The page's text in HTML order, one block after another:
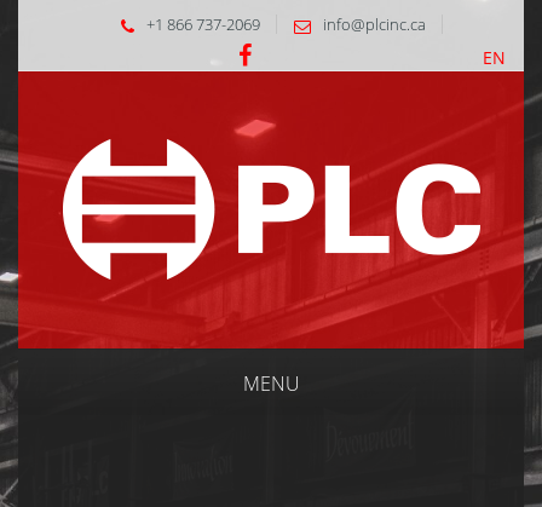
+1 866 737-2069 info@plcinc.ca
EN
MENU